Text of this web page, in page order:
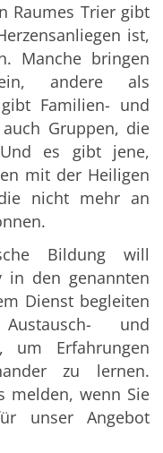
Raumes Trier gibt
ist,
Manche bringen
andere als
Familien- und
Gruppen, die
es gibt jene,
mit der Heiligen
nicht mehr an
Bildung will
in den genannten
Dienst begleiten
und
um Erfahrungen
zu lernen.
melden, wenn Sie
unser Angebot